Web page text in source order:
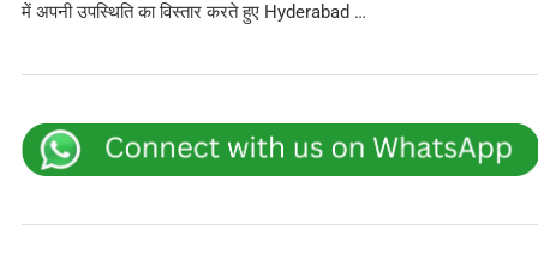
में अपनी उपस्थिति का विस्तार करते हुए Hyderabad …